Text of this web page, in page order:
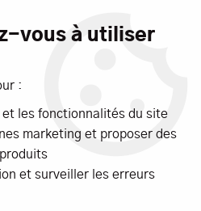
0
vous à utiliser
:
les fonctionnalités du site
marketing et proposer des
et surveiller les erreurs